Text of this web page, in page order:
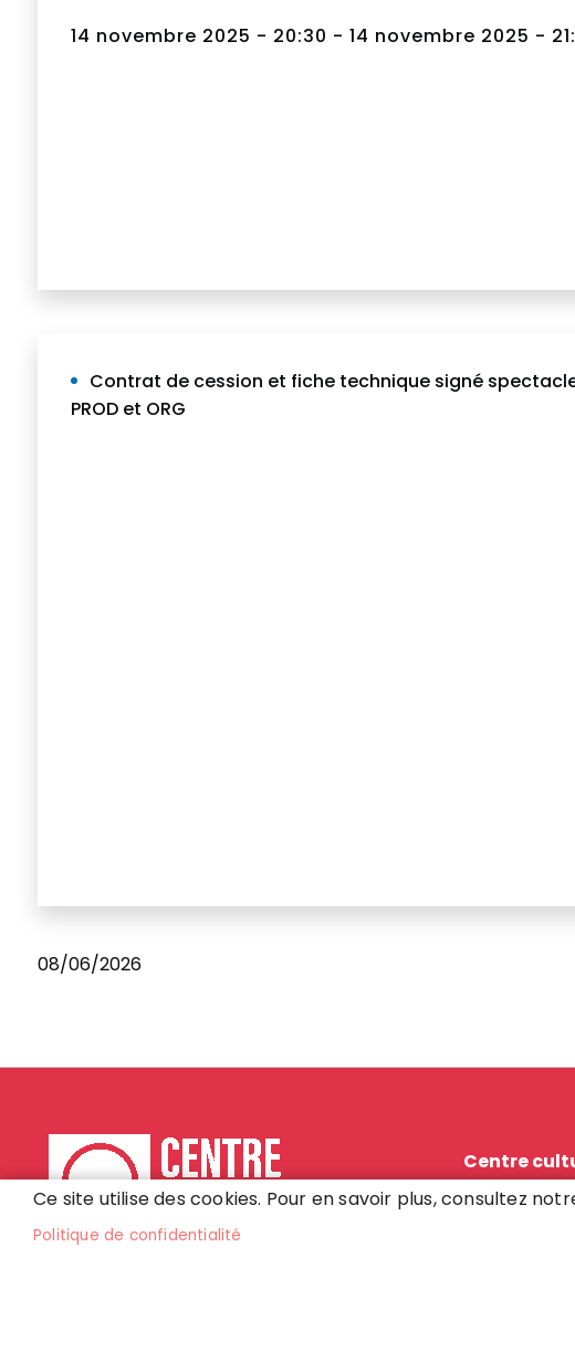
14 novembre 2025 - 20:30 - 14 novembre 2025 -
Contrat de cession et fiche technique signé spectacle
PROD et ORG
08/06/2026
Centre
Place
Ce site utilise des cookies. Pour en savoir plus, consultez
Politique de confidentialité